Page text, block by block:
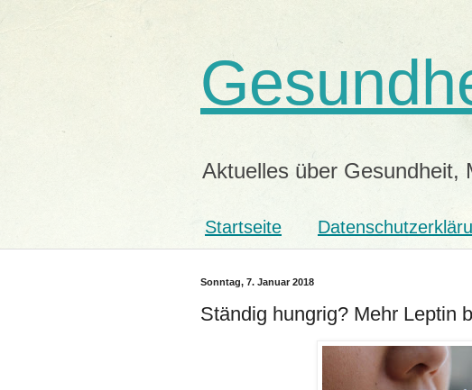
Aktuelles über Gesundheit,
Startseite
Sonntag, 7. Januar 2018
Ständig hungrig? Mehr Leptin